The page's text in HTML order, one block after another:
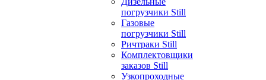
погрузчики Still
Газовые
погрузчики Still
Ричтраки Still
Комплектовщики
заказов Still
Узкопроходные